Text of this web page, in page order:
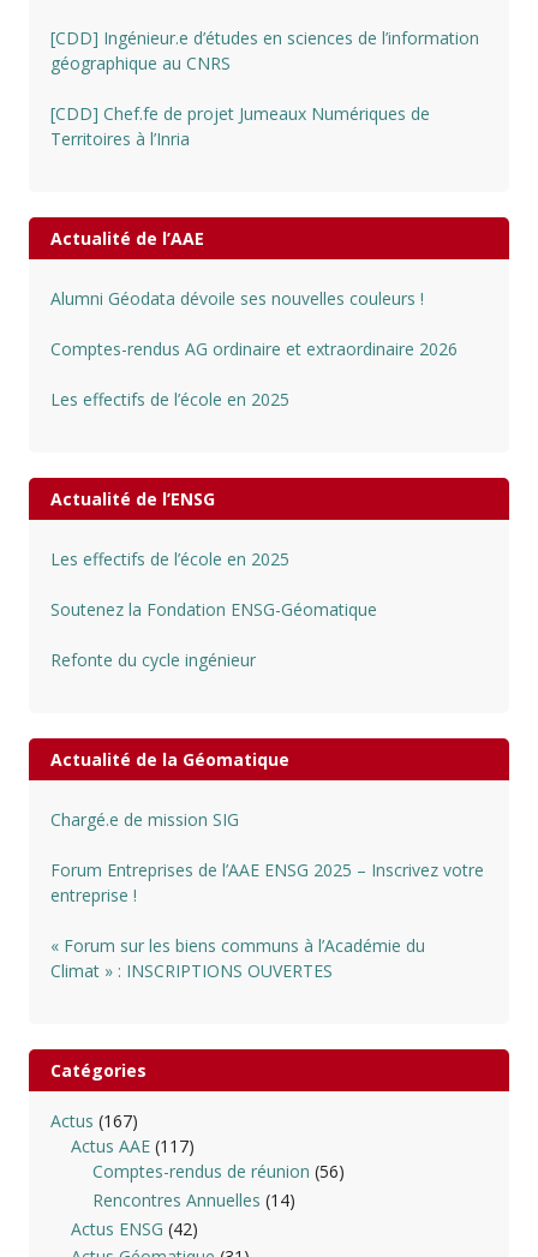
[CDD] Ingénieur.e d’études en sciences de l’information
géographique au CNRS
[CDD] Chef.fe de projet Jumeaux Numériques de
Territoires à l’Inria
Actualité de l’AAE
Alumni Géodata dévoile ses nouvelles couleurs !
Comptes-rendus AG ordinaire et extraordinaire 2026
Les effectifs de l’école en 2025
Actualité de l’ENSG
Les effectifs de l’école en 2025
Soutenez la Fondation ENSG-Géomatique
Refonte du cycle ingénieur
Actualité de la Géomatique
Chargé.e de mission SIG
Forum Entreprises de l’AAE ENSG 2025 – Inscrivez votre
entreprise !
« Forum sur les biens communs à l’Académie du
Climat » : INSCRIPTIONS OUVERTES
Catégories
Actus (167)
Actus AAE (117)
Comptes-rendus de réunion (56)
Rencontres Annuelles (14)
Actus ENSG (42)